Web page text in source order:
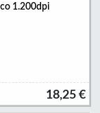
1.200dpi
18,25 €